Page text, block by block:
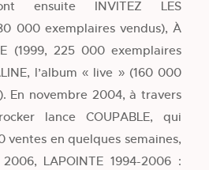
ensuite INVITEZ LES
000 exemplaires vendus), À
(1999, 225 000 exemplaires
l’album « live » (160 000
En novembre 2004, à travers
lance COUPABLE, qui
ventes en quelques semaines,
LAPOINTE 1994-2006 :